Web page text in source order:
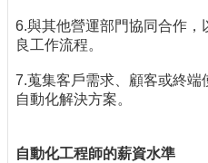
6.與其他營運部門協同合作
良工作流程。
7.蒐集客戶需求、顧客或終
自動化解決方案。
自動化工程師的薪資水準